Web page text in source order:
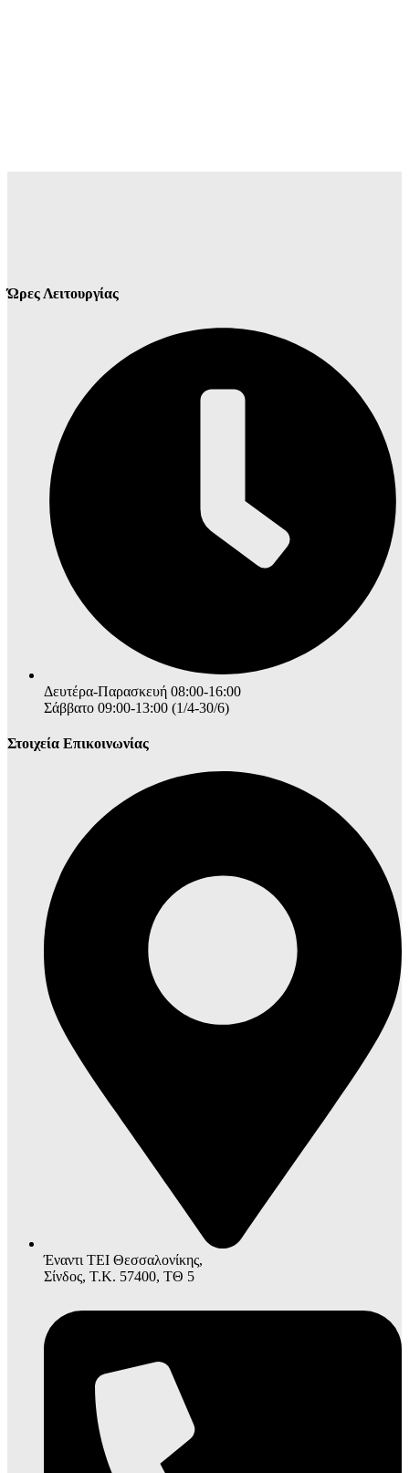
Ώρες Λειτουργίας
Δευτέρα-Παρασκευή 08:00-16:00
Σάββατο 09:00-13:00 (1/4-30/6)
Στοιχεία Επικοινωνίας
Έναντι ΤΕΙ Θεσσαλονίκης,
Σίνδος, Τ.Κ. 57400, ΤΘ 5